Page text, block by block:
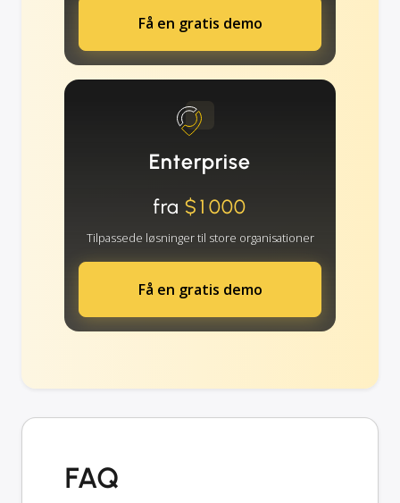
Få en gratis demo
Enterprise
fra $1000
Tilpassede løsninger til store organisationer
Få en gratis demo
FAQ